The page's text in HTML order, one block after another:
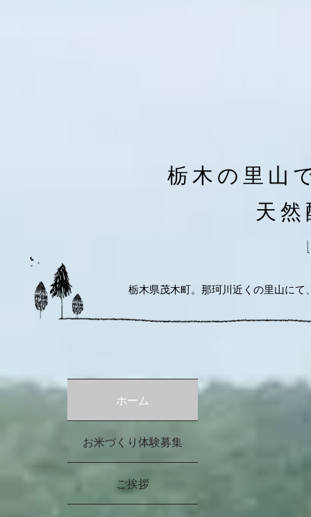
栃木の里山
天
栃木県茂木町。那珂川近くの里山に
ホーム
お米づくり体験募集
ご挨拶